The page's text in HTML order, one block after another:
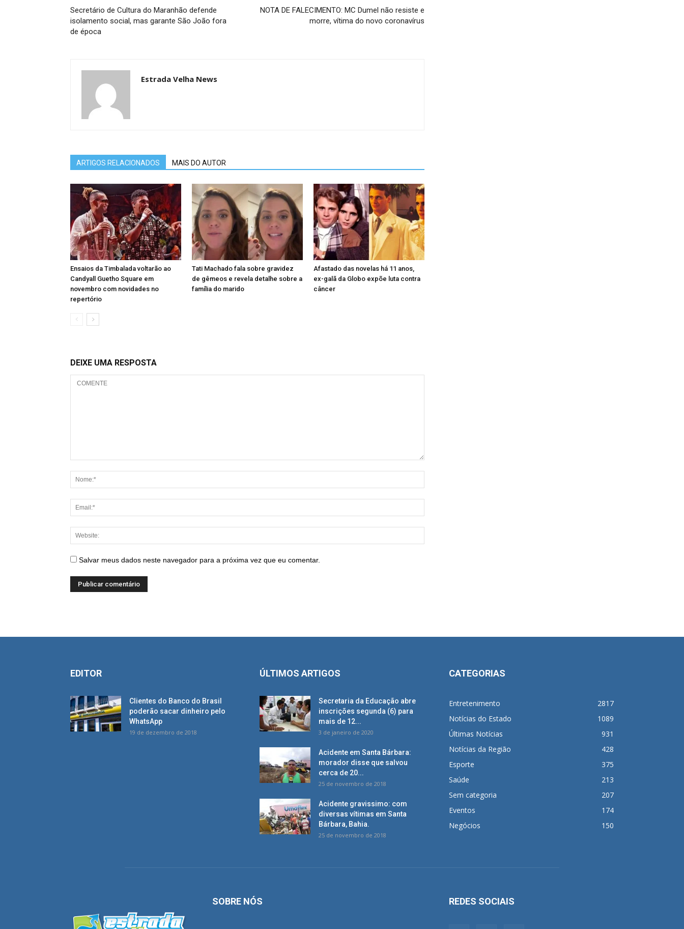
Secretário de Cultura do Maranhão defende
isolamento social, mas garante São João fora
de época
NOTA DE FALECIMENTO: MC Dumel não resiste e
morre, vítima do novo coronavírus
Estrada Velha News
ARTIGOS RELACIONADOS MAIS DO AUTOR
Ensaios da Timbalada voltarão ao
Candyall Guetho Square em
novembro com novidades no
repertório
Tati Machado fala sobre gravidez
de gêmeos e revela detalhe sobre a
família do marido
Afastado das novelas há 11 anos,
ex-galã da Globo expõe luta contra
câncer
DEIXE UMA RESPOSTA
Salvar meus dados neste navegador para a próxima vez que eu comentar.
EDITOR
Clientes do Banco do Brasil
poderão sacar dinheiro pelo
WhatsApp
19 de dezembro de 2018
ÚLTIMOS ARTIGOS
Secretaria da Educação abre
inscrições segunda (6) para
mais de 12...
3 de janeiro de 2020
Acidente em Santa Bárbara:
morador disse que salvou
cerca de 20...
25 de novembro de 2018
Acidente gravissimo: com
diversas vítimas em Santa
Bárbara, Bahia.
25 de novembro de 2018
CATEGORIAS
Entretenimento
2817
Notícias do Estado
1089
Últimas Notícias
931
Notícias da Região
428
Esporte
375
Saúde
213
Sem categoria
207
Eventos
174
Negócios
150
SOBRE NÓS REDES SOCIAIS